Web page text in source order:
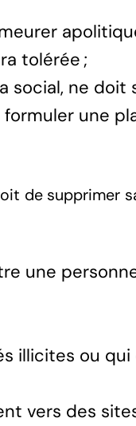
tolérée ;
social, ne
une
de supprimer
une
illicites ou qui
vers des